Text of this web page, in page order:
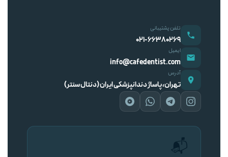
تلفن پشتیبانی
۰۲۱-۶۶۳۸۰۲۶۹
ایمیل
info@cafedentist.com
آدرس
تهران، پاساژ دندانپزشکی ایران (دنتال سنتر)
📬